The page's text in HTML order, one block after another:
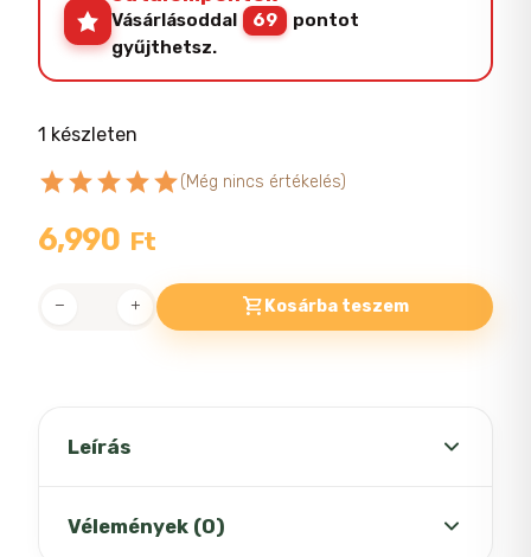
starstarstarstarstar(Még nincs értékelés)
6,990 Ft
Vásárlásoddal 69
pontot
gyűjthetsz.
1 készleten
nyakörv
Kosárba teszem
Leírás
Vélemények (0)